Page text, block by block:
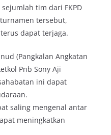
tim dari FKPD
tersebut,
dapat terjaga.
(Pangkalan Angkatan
Pnb Sony Aji
ini dapat
saling mengenal antar
meningkatkan